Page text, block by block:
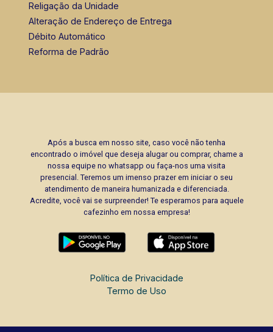
Religação da Unidade
Alteração de Endereço de Entrega
Débito Automático
Reforma de Padrão
Após a busca em nosso site, caso você não tenha
encontrado o imóvel que deseja alugar ou comprar, chame a
nossa equipe no whatsapp ou faça-nos uma visita
presencial. Teremos um imenso prazer em iniciar o seu
atendimento de maneira humanizada e diferenciada.
Acredite, você vai se surpreender! Te esperamos para aquele
cafezinho em nossa empresa!
Política de Privacidade
Termo de Uso